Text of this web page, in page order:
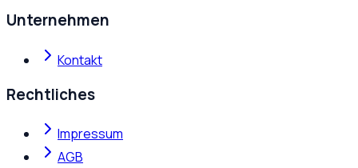
Unternehmen
Kontakt
Rechtliches
Impressum
AGB